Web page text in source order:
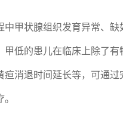
甲状腺组织发育异常、
低的患儿在临床上除了
消退时间延长等，可通